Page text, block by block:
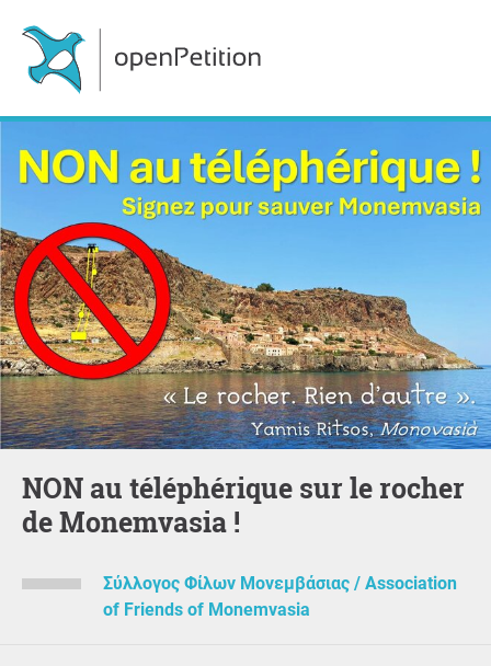
NON au téléphérique sur le rocher
de Monemvasia !
Σύλλογος Φίλων Μονεμβάσιας / Association
of Friends of Monemvasia